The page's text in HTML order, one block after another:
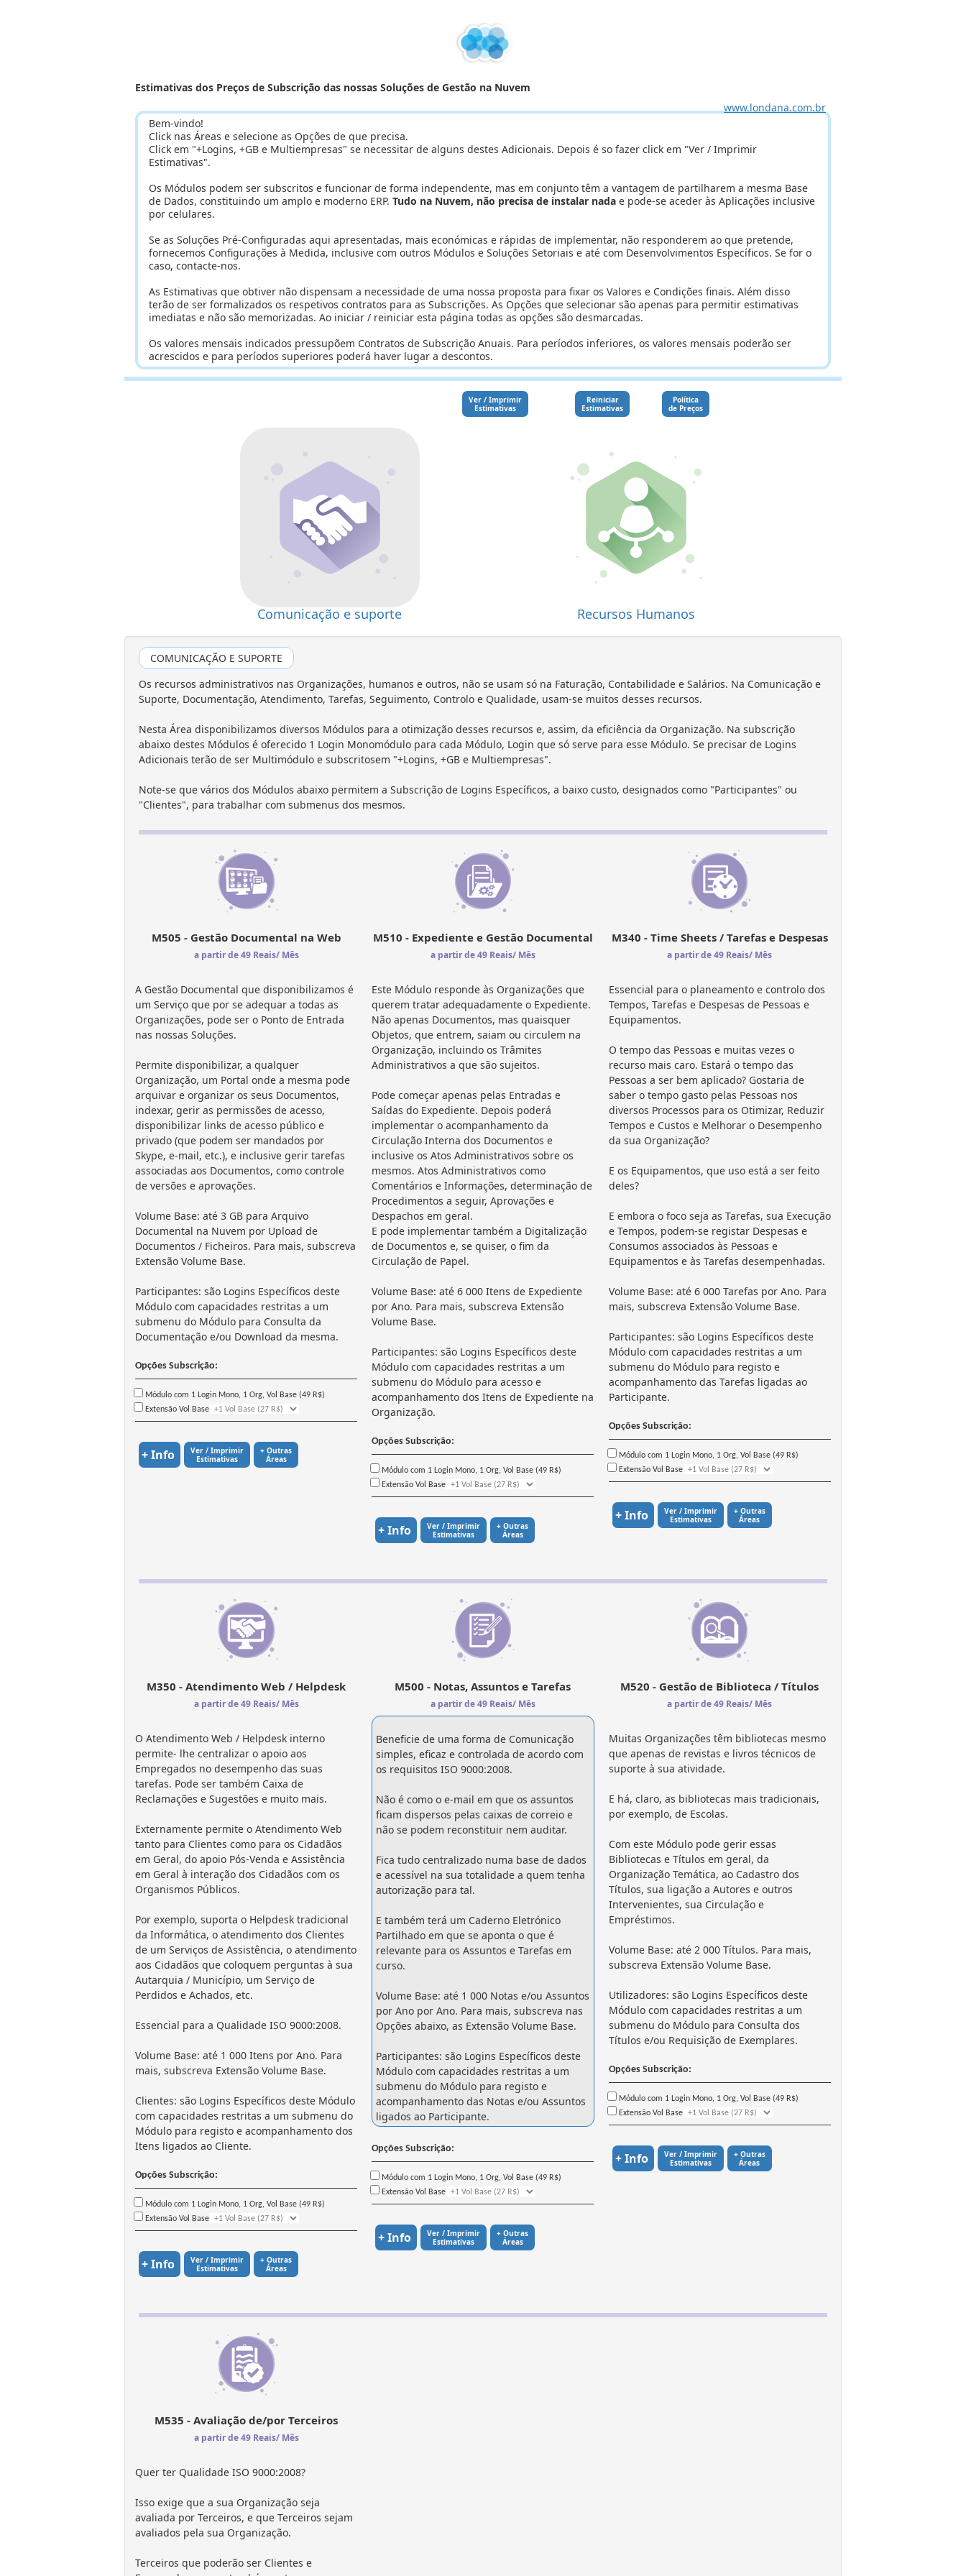
Estimativas dos Preços de Subscrição das nossas Soluções de Gestão na Nuvem
www.londana.com.br
Bem-vindo!
Click nas Áreas e selecione as Opções de que precisa.
Click em "+Logins, +GB e Multiempresas" se necessitar de alguns destes Adicionais. Depois é so fazer click em "Ver / Imprimir
Estimativas".
Os Módulos podem ser subscritos e funcionar de forma independente, mas em conjunto têm a vantagem de partilharem a mesma Base
de Dados, constituindo um amplo e moderno ERP. Tudo na Nuvem, não precisa de instalar nada e pode-se aceder às Aplicações inclusive
por celulares.
Se as Soluções Pré-Configuradas aqui apresentadas, mais económicas e rápidas de implementar, não responderem ao que pretende,
fornecemos Configurações à Medida, inclusive com outros Módulos e Soluções Setoriais e até com Desenvolvimentos Específicos. Se for o
caso, contacte-nos.
As Estimativas que obtiver não dispensam a necessidade de uma nossa proposta para fixar os Valores e Condições finais. Além disso
terão de ser formalizados os respetivos contratos para as Subscrições. As Opções que selecionar são apenas para permitir estimativas
imediatas e não são memorizadas. Ao iniciar / reiniciar esta página todas as opções são desmarcadas.
Os valores mensais indicados pressupõem Contratos de Subscrição Anuais. Para períodos inferiores, os valores mensais poderão ser
acrescidos e para períodos superiores poderá haver lugar a descontos.
Política
de Preços
Reiniciar
Estimativas
Ver / Imprimir
Estimativas
Comunicação e suporte Recursos Humanos
COMUNICAÇÃO E SUPORTE
Os recursos administrativos nas Organizações, humanos e outros, não se usam só na Faturação, Contabilidade e Salários. Na Comunicação e
Suporte, Documentação, Atendimento, Tarefas, Seguimento, Controlo e Qualidade, usam-se muitos desses recursos.
Nesta Área disponibilizamos diversos Módulos para a otimização desses recursos e, assim, da eficiência da Organização. Na subscrição
abaixo destes Módulos é oferecido 1 Login Monomódulo para cada Módulo, Login que só serve para esse Módulo. Se precisar de Logins
Adicionais terão de ser Multimódulo e subscritosem "+Logins, +GB e Multiempresas".
Note-se que vários dos Módulos abaixo permitem a Subscrição de Logins Específicos, a baixo custo, designados como "Participantes" ou
"Clientes", para trabalhar com submenus dos mesmos.
M505 - Gestão Documental na Web
a partir de 49 Reais/ Mês
A Gestão Documental que disponibilizamos é
um Serviço que por se adequar a todas as
Organizações, pode ser o Ponto de Entrada
nas nossas Soluções.
Permite disponibilizar, a qualquer
Organização, um Portal onde a mesma pode
arquivar e organizar os seus Documentos,
indexar, gerir as permissões de acesso,
disponibilizar links de acesso público e
privado (que podem ser mandados por
Skype, e-mail, etc.), e inclusive gerir tarefas
associadas aos Documentos, como controle
de versões e aprovações.
Volume Base: até 3 GB para Arquivo
Documental na Nuvem por Upload de
Documentos / Ficheiros. Para mais, subscreva
Extensão Volume Base.
Participantes: são Logins Específicos deste
Módulo com capacidades restritas a um
submenu do Módulo para Consulta da
Documentação e/ou Download da mesma.
Opções Subscrição:
Módulo com 1 Login Mono, 1 Org, Vol Base (49 R$)
Extensão Vol Base
+ Info
Ver / Imprimir
Estimativas
+ Outras
Áreas
M510 - Expediente e Gestão Documental
a partir de 49 Reais/ Mês
Este Módulo responde às Organizações que
querem tratar adequadamente o Expediente.
Não apenas Documentos, mas quaisquer
Objetos, que entrem, saiam ou circulem na
Organização, incluindo os Trâmites
Administrativos a que são sujeitos.
Pode começar apenas pelas Entradas e
Saídas do Expediente. Depois poderá
implementar o acompanhamento da
Circulação Interna dos Documentos e
inclusive os Atos Administrativos sobre os
mesmos. Atos Administrativos como
Comentários e Informações, determinação de
Procedimentos a seguir, Aprovações e
Despachos em geral.
E pode implementar também a Digitalização
de Documentos e, se quiser, o fim da
Circulação de Papel.
Volume Base: até 6 000 Itens de Expediente
por Ano. Para mais, subscreva Extensão
Volume Base.
Participantes: são Logins Específicos deste
Módulo com capacidades restritas a um
submenu do Módulo para acesso e
acompanhamento dos Itens de Expediente na
Organização.
Opções Subscrição:
Módulo com 1 Login Mono, 1 Org, Vol Base (49 R$)
Extensão Vol Base
+ Info
Ver / Imprimir
Estimativas
+ Outras
Áreas
M340 - Time Sheets / Tarefas e Despesas
a partir de 49 Reais/ Mês
Essencial para o planeamento e controlo dos
Tempos, Tarefas e Despesas de Pessoas e
Equipamentos.
O tempo das Pessoas e muitas vezes o
recurso mais caro. Estará o tempo das
Pessoas a ser bem aplicado? Gostaria de
saber o tempo gasto pelas Pessoas nos
diversos Processos para os Otimizar, Reduzir
Tempos e Custos e Melhorar o Desempenho
da sua Organização?
E os Equipamentos, que uso está a ser feito
deles?
E embora o foco seja as Tarefas, sua Execução
e Tempos, podem-se registar Despesas e
Consumos associados às Pessoas e
Equipamentos e às Tarefas desempenhadas.
Volume Base: até 6 000 Tarefas por Ano. Para
mais, subscreva Extensão Volume Base.
Participantes: são Logins Específicos deste
Módulo com capacidades restritas a um
submenu do Módulo para registo e
acompanhamento das Tarefas ligadas ao
Participante.
Opções Subscrição:
Módulo com 1 Login Mono, 1 Org, Vol Base (49 R$)
Extensão Vol Base
+ Info
Ver / Imprimir
Estimativas
+ Outras
Áreas
M350 - Atendimento Web / Helpdesk
a partir de 49 Reais/ Mês
O Atendimento Web / Helpdesk interno
permite- lhe centralizar o apoio aos
Empregados no desempenho das suas
tarefas. Pode ser também Caixa de
Reclamações e Sugestões e muito mais.
Externamente permite o Atendimento Web
tanto para Clientes como para os Cidadãos
em Geral, do apoio Pós-Venda e Assistência
em Geral à interação dos Cidadãos com os
Organismos Públicos.
Por exemplo, suporta o Helpdesk tradicional
da Informática, o atendimento dos Clientes
de um Serviços de Assistência, o atendimento
aos Cidadãos que coloquem perguntas à sua
Autarquia / Município, um Serviço de
Perdidos e Achados, etc.
Essencial para a Qualidade ISO 9000:2008.
Volume Base: até 1 000 Itens por Ano. Para
mais, subscreva Extensão Volume Base.
Clientes: são Logins Específicos deste Módulo
com capacidades restritas a um submenu do
Módulo para registo e acompanhamento dos
Itens ligados ao Cliente.
Opções Subscrição:
Módulo com 1 Login Mono, 1 Org, Vol Base (49 R$)
Extensão Vol Base
+ Info
Ver / Imprimir
Estimativas
+ Outras
Áreas
M500 - Notas, Assuntos e Tarefas
a partir de 49 Reais/ Mês
Beneficie de uma forma de Comunicação
simples, eficaz e controlada de acordo com
os requisitos ISO 9000:2008.
Não é como o e-mail em que os assuntos
ficam dispersos pelas caixas de correio e
não se podem reconstituir nem auditar.
Fica tudo centralizado numa base de dados
e acessível na sua totalidade a quem tenha
autorização para tal.
E também terá um Caderno Eletrónico
Partilhado em que se aponta o que é
relevante para os Assuntos e Tarefas em
curso.
Volume Base: até 1 000 Notas e/ou Assuntos
por Ano por Ano. Para mais, subscreva nas
Opções abaixo, as Extensão Volume Base.
Participantes: são Logins Específicos deste
Módulo com capacidades restritas a um
submenu do Módulo para registo e
acompanhamento das Notas e/ou Assuntos
ligados ao Participante.
Opções Subscrição:
Módulo com 1 Login Mono, 1 Org, Vol Base (49 R$)
Extensão Vol Base
+ Info
Ver / Imprimir
Estimativas
+ Outras
Áreas
M520 - Gestão de Biblioteca / Títulos
a partir de 49 Reais/ Mês
Muitas Organizações têm bibliotecas mesmo
que apenas de revistas e livros técnicos de
suporte à sua atividade.
E há, claro, as bibliotecas mais tradicionais,
por exemplo, de Escolas.
Com este Módulo pode gerir essas
Bibliotecas e Títulos em geral, da
Organização Temática, ao Cadastro dos
Títulos, sua ligação a Autores e outros
Intervenientes, sua Circulação e
Empréstimos.
Volume Base: até 2 000 Títulos. Para mais,
subscreva Extensão Volume Base.
Utilizadores: são Logins Específicos deste
Módulo com capacidades restritas a um
submenu do Módulo para Consulta dos
Títulos e/ou Requisição de Exemplares.
Opções Subscrição:
Módulo com 1 Login Mono, 1 Org, Vol Base (49 R$)
Extensão Vol Base
+ Info
Ver / Imprimir
Estimativas
+ Outras
Áreas
M535 - Avaliação de/por Terceiros
a partir de 49 Reais/ Mês
Quer ter Qualidade ISO 9000:2008?
Isso exige que a sua Organização seja
avaliada por Terceiros, e que Terceiros sejam
avaliados pela sua Organização.
Terceiros que poderão ser Clientes e